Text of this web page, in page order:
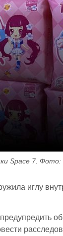
Space 7. Фото:
иглу